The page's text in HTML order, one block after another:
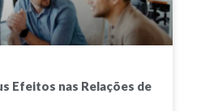
Efeitos nas Relações de